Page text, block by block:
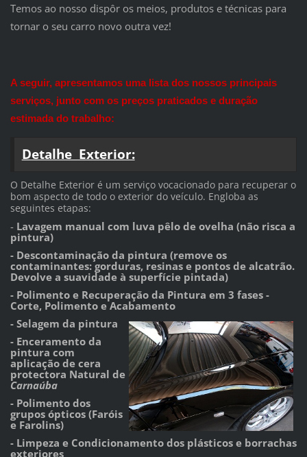
Temos ao nosso dispôr os meios, produtos e técnicas para
tornar o seu carro novo outra vez!
A seguir, apresentamos uma lista dos nossos principais
serviços, junto com os preços praticados e duração
estimada do trabalho:
Detalhe Exterior:
O Detalhe Exterior é um serviço vocacionado para recuperar o
bom aspecto de todo o exterior do veículo. Engloba as
seguintes etapas:
- Lavagem manual com luva pêlo de ovelha (não risca a
pintura)
- Descontaminação da pintura (remove os
contaminantes: gorduras, resinas e pontos de alcatrão.
Devolve a suavidade à superfície pintada)
- Polimento e Recuperação da Pintura em 3 fases -
Corte, Polimento e Acabamento
- Selagem da pintura
- Enceramento da
pintura com
aplicação de cera
protectora Natural de
Carnaúba
- Polimento dos
grupos ópticos (Faróis
e Farolins)
- Limpeza e Condicionamento dos plásticos e borrachas
exteriores